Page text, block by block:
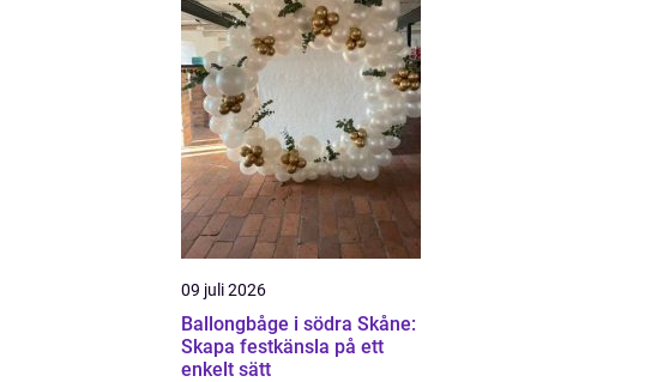
09 juli 2026
Ballongbåge i södra Skåne:
Skapa festkänsla på ett
enkelt sätt